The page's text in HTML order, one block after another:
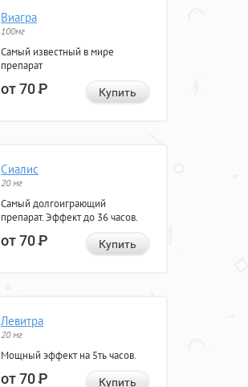
Виагра
100мг
Самый известный в мире
препарат
от 70Р Купить
Сиалис
20 мг
Самый долгоиграющий
препарат. Эффект до 36 часов.
от 70Р Купить
Левитра
20 мг
Мощный эффект на 5ть часов.
от 70Р Купить